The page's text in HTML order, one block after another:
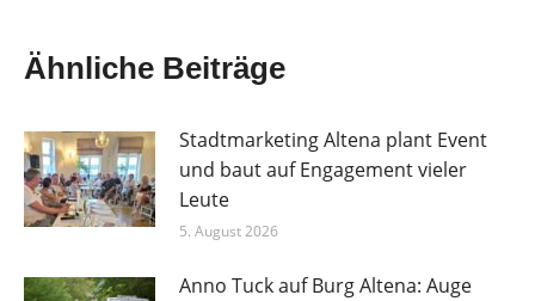
Ähnliche Beiträge
Stadtmarketing Altena plant Event
und baut auf Engagement vieler
Leute
5. August 2026
Anno Tuck auf Burg Altena: Auge